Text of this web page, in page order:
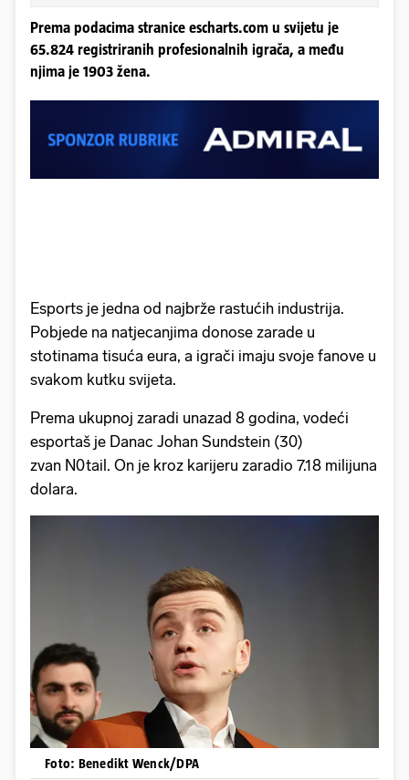
Prema podacima stranice escharts.com u svijetu je
65.824 registriranih profesionalnih igrača, a među
njima je 1903 žena.
Esports je jedna od najbrže rastućih industrija.
Pobjede na natjecanjima donose zarade u
stotinama tisuća eura, a igrači imaju svoje fanove u
svakom kutku svijeta.
Prema ukupnoj zaradi unazad 8 godina, vodeći
esportaš je Danac Johan Sundstein (30)
zvan N0tail. On je kroz karijeru zaradio 7.18 milijuna
dolara.
Foto: Benedikt Wenck/DPA